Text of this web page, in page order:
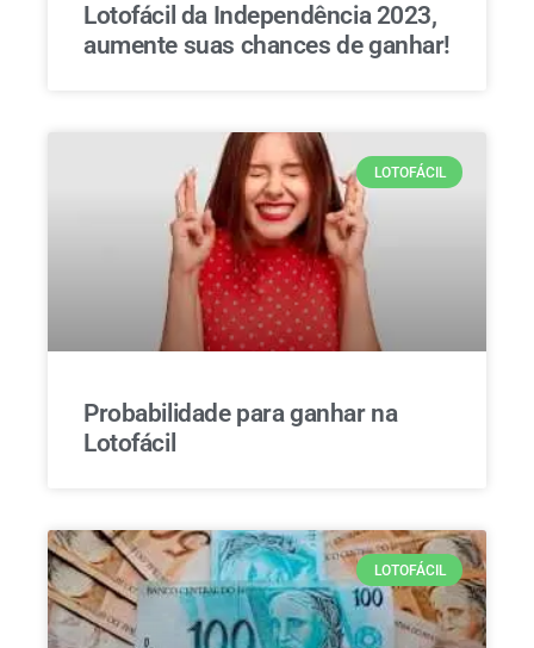
Lotofácil da Independência 2023,
aumente suas chances de ganhar!
LOTOFÁCIL
Probabilidade para ganhar na
Lotofácil
LOTOFÁCIL